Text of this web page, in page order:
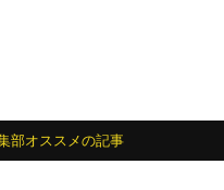
部オススメの記事